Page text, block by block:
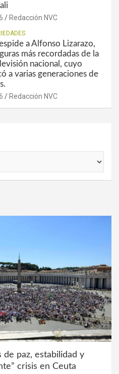
Redacción NVC
a Alfonso Lizarazo,
más recordadas de la
nacional, cuyo
a varias generaciones de
Redacción NVC
de paz, estabilidad y
crisis en Ceuta